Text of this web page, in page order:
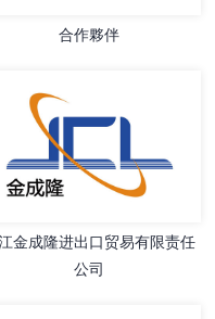
合作夥伴
金成隆进出口贸易有限责任
公司